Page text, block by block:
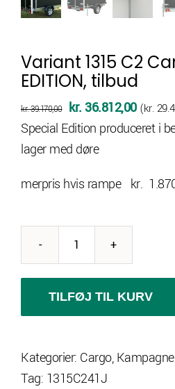
Variant 1315 C2
EDITION, tilbud
kr.39.170,00
Den
oprindelige
pris
kr. 39.170,00.
kr. 36.812,00Den
aktuelle
kr.
(kr.
Special Edition produceret i
lager med døre
merpris hvis rampe kr.
Variant
1315
C2
Cargo
EDITION,
tilbud
TILFØJ TIL KURV
Kategorier: Cargo,
Tag: 1315C241J